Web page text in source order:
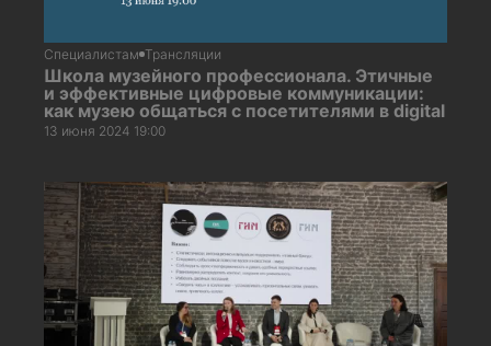
Специалистам Трансляции
Школа музейного профессионала. Этичные
и эффективные цифровые коммуникации:
как музею общаться с посетителями в digital
13 июня 2024 19:00